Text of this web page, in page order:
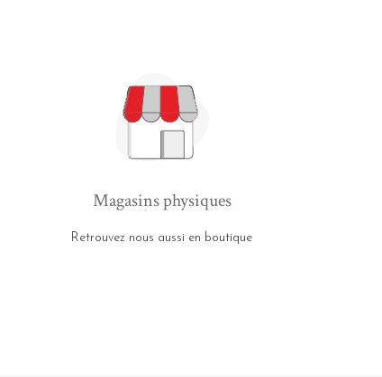
Magasins physiques
Retrouvez nous aussi en boutique